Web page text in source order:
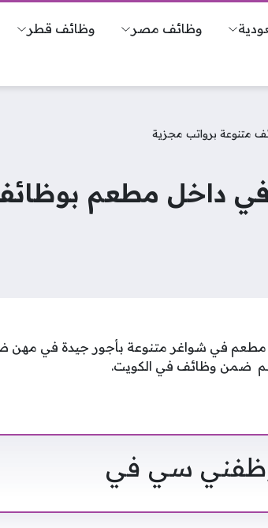
وظائف مصر وظائف قطر
متنوعة برواتب مجزية
داخل مطعم بوظائف
في شواغر متنوعة بأجور جيدة في مهن
ضمن وظائف في الكويت.
سي في